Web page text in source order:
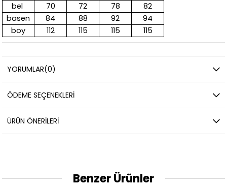
bel
70 72 78
82
basen
84 88 92
94
boy
112 115 115 115
YORUMLAR(0)
ÖDEME SEÇENEKLERI
ÜRÜN ÖNERILERI
Benzer Ürünler